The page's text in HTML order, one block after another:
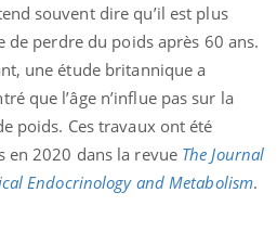
souvent dire qu’il est plus
de perdre du poids après 60 ans.
une étude britannique a
que l’âge n’influe pas sur la
poids. Ces travaux ont été
en 2020 dans la revue The Journal
Endocrinology and Metabolism.
Cancer colorectal : une
stratégie simple aurait
changé la donne au Pays
basque